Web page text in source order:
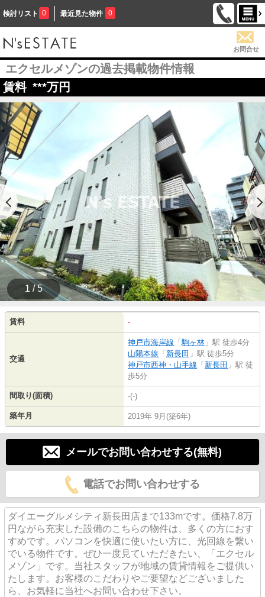
検討リスト 0 最近見た物件 0
お問合せ
エクセルメゾンの過去掲載物件情報
賃料 ***万円
1 / 5
賃料 -
交通
神戸市海岸線 「駒ヶ林 」駅 徒歩4分
山陽本線 「 新長田 」駅 徒歩5分
神戸市西神・山手線 「 新長田 」駅 徒
歩5分
間取り(面積) -(-)
築年月 2019年 9月(築6年)
メールでお問い合わせする(無料)
電話でお問い合わせする
ダイエーグルメシティ新長田店まで133mです。価格7.8万
円ながら充実した設備のこちらの物件は、多くの方におす
すめです。パソコンを快適に使いたい方に、光回線を繋い
でいる物件です。ぜひ一度見ていただきたい、「エクセル
メゾン」です。当社スタッフが地域の賃貸情報をご提供い
たします。お客様のこだわりやご要望などございました
ら、お気軽に当社へお問い合わせ下さい。